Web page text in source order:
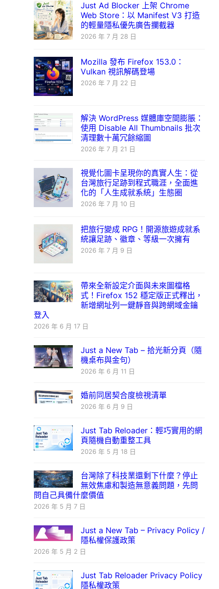
Just Ad Blocker 上架 Chrome
Web Store：以 Manifest V3 打造
的輕量隱私優先廣告攔截器
2026 年 7 月 28 日
Mozilla 發布 Firefox 153.0：
Vulkan 視訊解碼登場
2026 年 7 月 22 日
解決 WordPress 媒體庫空間膨脹：
使用 Disable All Thumbnails 批次
清理數十萬冗餘縮圖
2026 年 7 月 21 日
視覺化圖卡呈現你的真實人生：從
台灣旅行足跡到程式職涯，全面進
化的「人生成就系統」生態圈
2026 年 7 月 10 日
把旅行變成 RPG！開源旅遊成就系
統讓足跡、徽章、等級一次擁有
2026 年 7 月 9 日
帶來全新設定介面與未來圖檔格
式！Firefox 152 穩定版正式釋出，
新增網址列一鍵靜音與跨網域金鑰
登入
2026 年 6 月 17 日
Just a New Tab – 拾光新分頁（隨
機桌布與金句）
2026 年 6 月 11 日
婚前同居契合度檢視清單
2026 年 6 月 9 日
Just Tab Reloader：輕巧實用的網
頁隨機自動重整工具
2026 年 5 月 18 日
台灣除了科技業還剩下什麼？停止
無效焦慮和製造無意義問題，先問
問自己具備什麼價值
2026 年 5 月 7 日
Just a New Tab – Privacy Policy /
隱私權保護政策
2026 年 5 月 2 日
Just Tab Reloader Privacy Policy
隱私權政策